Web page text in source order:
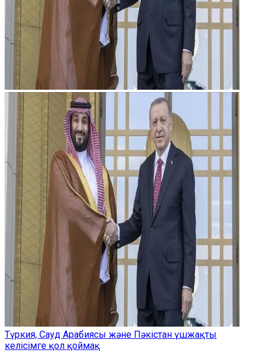
Түркия, Сауд Арабиясы және Пәкістан үшжақты
келісімге қол қоймақ